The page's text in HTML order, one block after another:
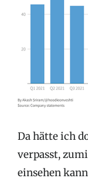
Da hätte ich
verpasst,
einsehen